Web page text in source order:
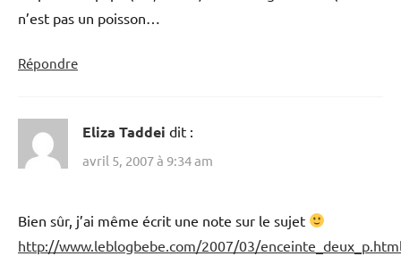
n’est pas un poisson…
Répondre
Eliza Taddei dit :
avril 5, 2007 à 9:34 am
Bien sûr, j’ai même écrit une note sur le sujet
http://www.leblogbebe.com/2007/03/